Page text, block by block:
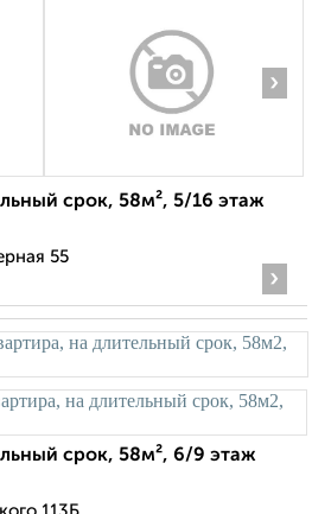
›
срок, 58м², 5/16 этаж
55
›
срок, 58м², 6/9 этаж